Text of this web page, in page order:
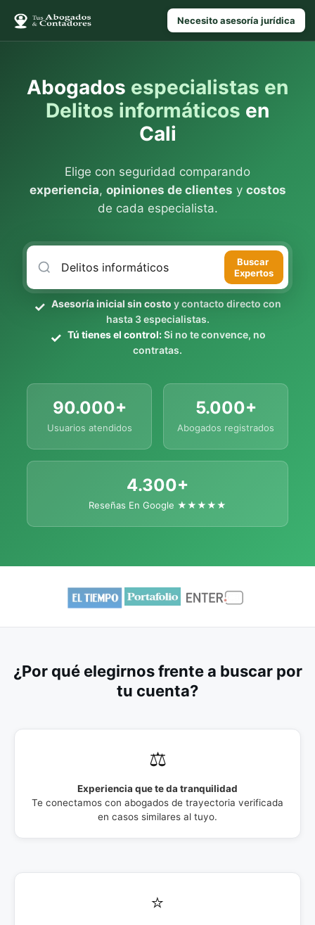
Necesito asesoría jurídica
Abogados especialistas en
Delitos informáticos en
Cali
Elige con seguridad comparando
experiencia, opiniones de clientes y costos
de cada especialista.
Buscar
Expertos
Asesoría inicial sin costo y contacto directo con
hasta 3 especialistas.
Tú tienes el control:Si no te convence, no
contratas.
90.000+
Usuarios atendidos
5.000+
Abogados registrados
4.300+
Reseñas En Google ★★★★★
¿Por qué elegirnos frente a buscar por
tu cuenta?
⚖️
Experiencia que te da tranquilidad
Te conectamos con abogados de trayectoria verificada
en casos similares al tuyo.
⭐